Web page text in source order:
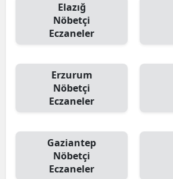
Elazığ
Nöbetçi
Eczaneler
Erzurum
Nöbetçi
Eczaneler
Gaziantep
Nöbetçi
Eczaneler